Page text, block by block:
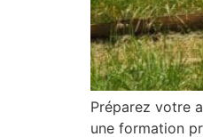
Préparez votre
une formation